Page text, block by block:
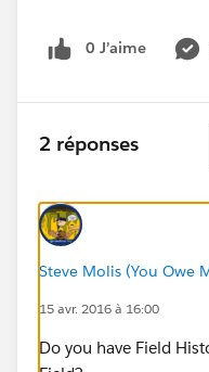
0 J’aime
2 réponses
Steve Molis (You Owe
15 avr. 2016 à 16:00
Do you have Field